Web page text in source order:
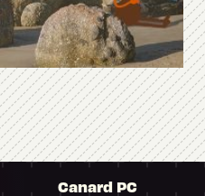
Canard PC